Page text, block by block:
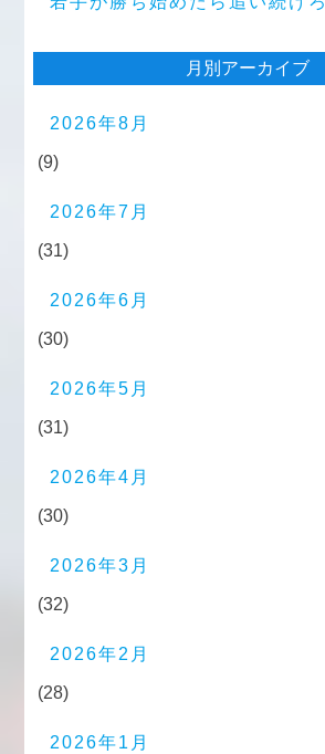
月別アーカイブ
2026年8月
(9)
2026年7月
(31)
2026年6月
(30)
2026年5月
(31)
2026年4月
(30)
2026年3月
(32)
2026年2月
(28)
2026年1月